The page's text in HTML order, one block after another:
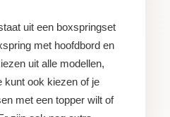
uit een boxspringset
met hoofdbord en
uit alle modellen,
kunt ook kiezen of je
met een topper wilt of